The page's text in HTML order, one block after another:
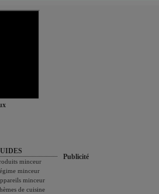
minceur
minceur
minceur
de cuisine
Publicité